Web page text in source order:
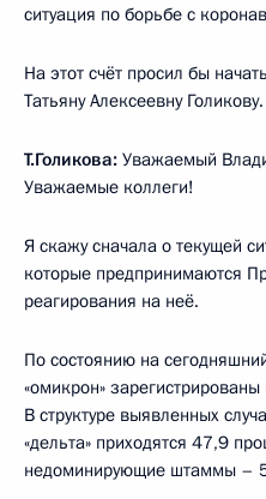
ситуация по борьбе с
На этот счёт просил бы
Татьяну Алексеевну
Т.Голикова: Уважаемый
Уважаемые коллеги!
Я скажу сначала о текущей
которые предпринимаются
реагирования на неё.
По состоянию на
«омикрон»
В структуре выявленных
«дельта» приходятся 47,9
недоминирующие штаммы –